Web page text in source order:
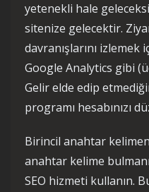
yetenekli hale
sitenize gelecektir.
davranışlarını izlemek
Google Analytics gibi
Gelir elde edip
programı hesabınızı
Birincil anahtar
anahtar kelime
SEO hizmeti kullanın.